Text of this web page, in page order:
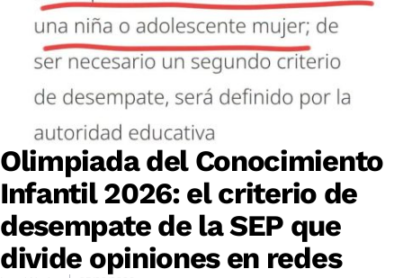
Olimpiada del Conocimiento
Infantil 2026: el criterio de
desempate de la SEP que
divide opiniones en redes